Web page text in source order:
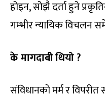
होइन, सोझै दर्ता हुने
गम्भीर न्यायिक विचलन
के मागदाबी थियो ?
संविधानको मर्म र